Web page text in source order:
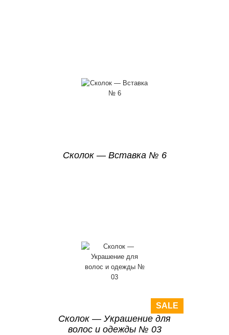
Сколок — Вставка № 6
SALE
Сколок — Украшение для
волос и одежды № 03